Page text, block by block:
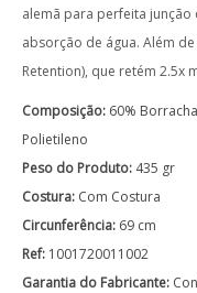
alemã para perfeita
absorção de água. Além
Retention), que retém 2.5x
Composição: 60%
Polietileno
Peso do Produto: 435 gr
Costura: Com Costura
Circunferência: 69 cm
Ref: 1001720011002
Garantia do Fabricante: